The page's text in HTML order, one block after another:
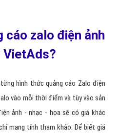
cáo zalo điện ảnh
VietAds?
hình thức quảng cáo Zalo điện
vào mỗi thời điểm và tùy vào sản
ảnh - nhạc - họa sẽ có giá khác
mang tính tham khảo. Để biết giá